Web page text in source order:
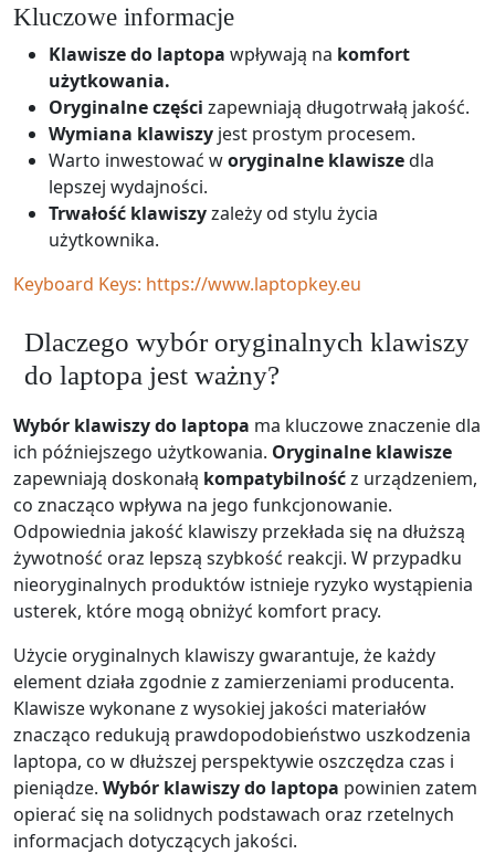
Kluczowe informacje
Klawisze do laptopa wpływają na komfort
użytkowania.
Oryginalne części zapewniają długotrwałą jakość.
Wymiana klawiszy jest prostym procesem.
Warto inwestować woryginalne klawiszedla
lepszej wydajności.
Trwałość klawiszyzależy od stylu życia
użytkownika.
Keyboard Keys: https://www.laptopkey.eu
Dlaczego wybór oryginalnych klawiszy
do laptopa jest ważny?
Wybór klawiszy do laptopa ma kluczowe znaczenie dla
ich późniejszego użytkowania. Oryginalne klawisze
zapewniają doskonałą kompatybilnośćz urządzeniem,
co znacząco wpływa na jego funkcjonowanie.
Odpowiednia jakość klawiszy przekłada się na dłuższą
żywotność oraz lepszą szybkość reakcji. W przypadku
nieoryginalnych produktów istnieje ryzyko wystąpienia
usterek, które mogą obniżyć komfort pracy.
Użycie oryginalnych klawiszy gwarantuje, że każdy
element działa zgodnie z zamierzeniami producenta.
Klawisze wykonane z wysokiej jakości materiałów
znacząco redukują prawdopodobieństwo uszkodzenia
laptopa, co w dłuższej perspektywie oszczędza czas i
pieniądze. Wybór klawiszy do laptopa powinien zatem
opierać się na solidnych podstawach oraz rzetelnych
informacjach dotyczących jakości.